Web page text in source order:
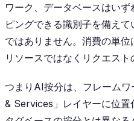
ワーク、データベースはい
ピングできる識別子を備え
ではありません。消費の単
リソースではなくリクエスト
つまりAI按分は、フレーム
& Services」レイヤーに位置